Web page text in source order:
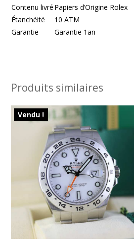
Contenu livré Papiers d’Origine Rolex
Étanchéité
10 ATM
Garantie
Garantie 1an
Produits similaires
Vendu !